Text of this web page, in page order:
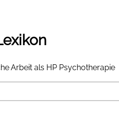
Arbeit als HP Psychotherapie